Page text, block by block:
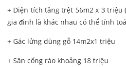
+ Diện tích tầng trệt 56m2 x 3 triệu
gia đình là khác nhau có thể tính
+ Gác lửng dùng gỗ 14m2x1 triệu
+ Sân cổng rào khoảng 18 triệu